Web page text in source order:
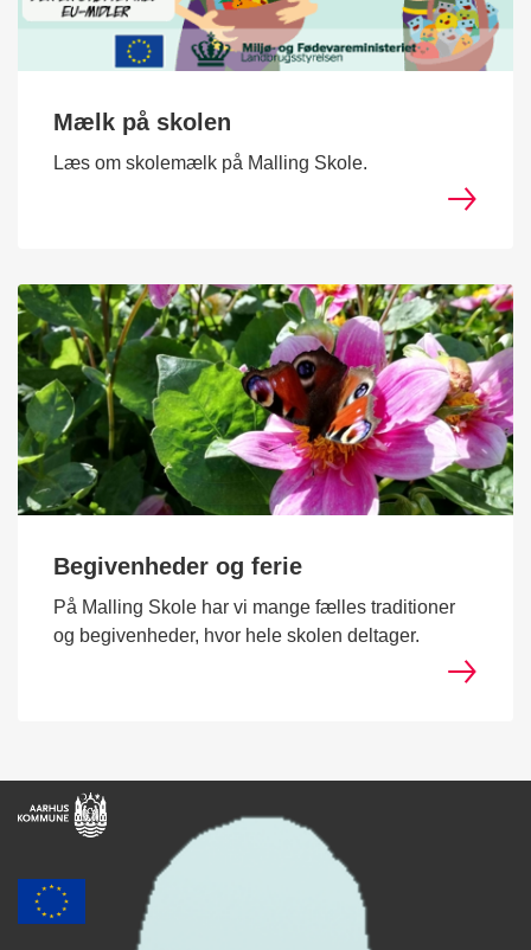
Mælk på skolen
Læs om skolemælk på Malling Skole.
Begivenheder og ferie
På Malling Skole har vi mange fælles traditioner
og begivenheder, hvor hele skolen deltager.